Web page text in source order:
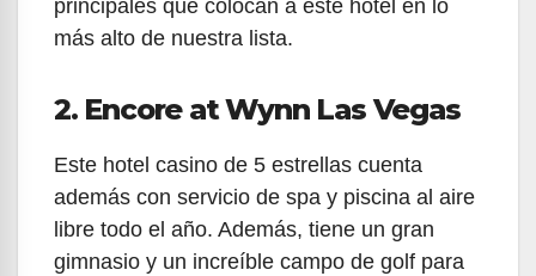
principales que colocan a este hotel en lo
más alto de nuestra lista.
2. Encore at Wynn Las Vegas
Este hotel casino de 5 estrellas cuenta
además con servicio de spa y piscina al aire
libre todo el año. Además, tiene un gran
gimnasio y un increíble campo de golf para